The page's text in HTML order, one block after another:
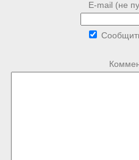
E-mail (не